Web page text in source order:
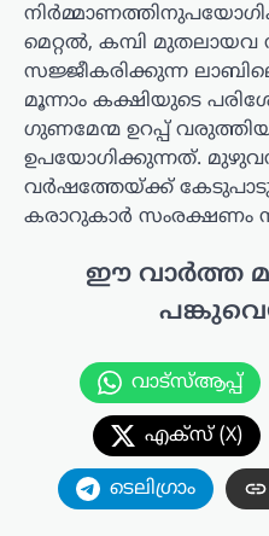
മെറ്റൽ, കമ്പി
സജ്ജീകരിക്കുന്ന
മൂന്നാം കക്ഷിയുടെ
ഗുണമേന്മ ഉറപ്പ്
ഉപയോഗിക്കുന്നത്.
വർഷത്തേയ്ക്ക്
കരാറുകാർ സംരക്ഷണം
ഈ വാർത്ത
വാട്സ്ആപ്പ്
എക്സ് (X)
ടെലിഗ്രാം